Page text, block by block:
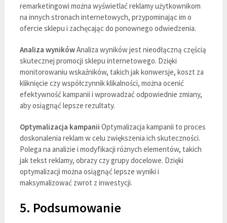
remarketingowi można wyświetlać reklamy użytkownikom
na innych stronach internetowych, przypominając im o
ofercie sklepu i zachęcając do ponownego odwiedzenia.
Analiza wynikówAnaliza wyników jest nieodłączną częścią
skutecznej promocji sklepu internetowego. Dzięki
monitorowaniu wskaźników, takich jak konwersje, koszt za
kliknięcie czy współczynnik klikalności, można ocenić
efektywność kampanii i wprowadzać odpowiednie zmiany,
aby osiągnąć lepsze rezultaty.
Optymalizacja kampanii Optymalizacja kampanii to proces
doskonalenia reklam w celu zwiększenia ich skuteczności.
Polega na analizie i modyfikacji różnych elementów, takich
jak tekst reklamy, obrazy czy grupy docelowe. Dzięki
optymalizacji można osiągnąć lepsze wyniki i
maksymalizować zwrot z inwestycji.
5. Podsumowanie